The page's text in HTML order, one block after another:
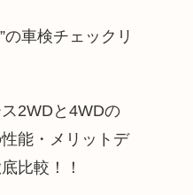
の車検チェックリ
ス2WDと4WDの
能・メリットデ
比較！！